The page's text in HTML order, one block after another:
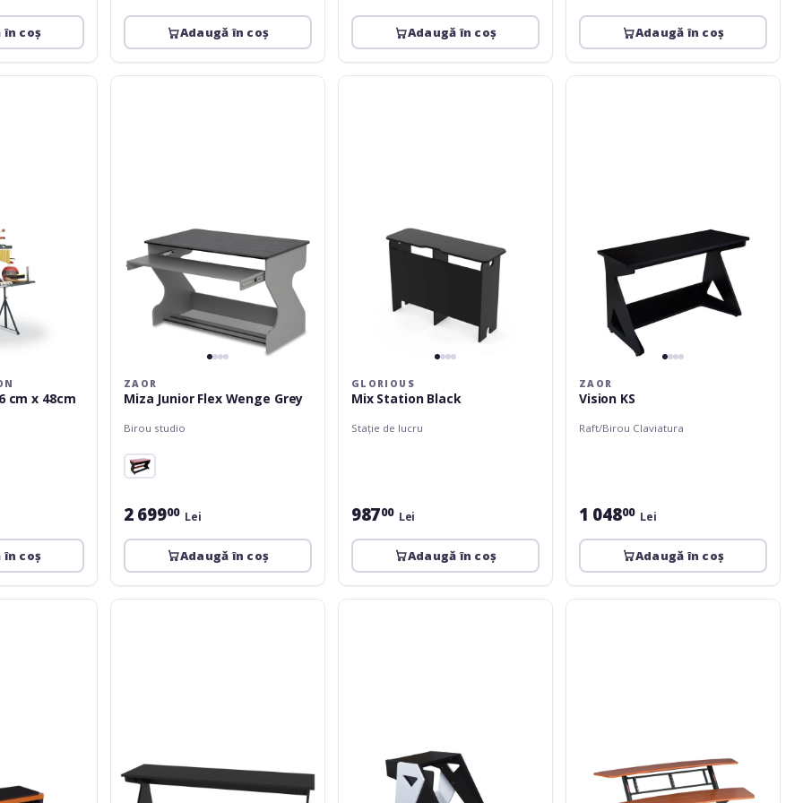
în coș Adaugă în coș Adaugă în coș Adaugă în coș
cm x 48cm
în coș
Zaor
ZAOR
Miza Junior Flex Wenge Grey
Birou studio
2 69900 Lei
Adaugă în coș
Glorious
GLORIOUS
Mix Station Black
Stație de lucru
98700 Lei
Adaugă în coș
Zaor
ZAOR
Vision KS
Raft/Birou Claviatura
1 04800 Lei
Adaugă în coș
Zaor
Zaor
QuikLok